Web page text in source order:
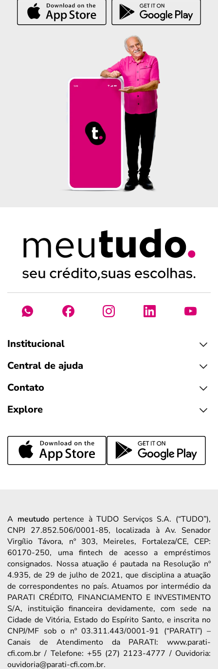
Institucional
Central de ajuda
Contato
Explore
A meutudopertence à TUDO Serviços S.A. (“TUDO”),
CNPJ 27.852.506/0001-85, localizada à Av. Senador
Virgílio Távora, nº 303, Meireles, Fortaleza/CE, CEP:
60170-250, uma fintech de acesso a empréstimos
consignados. Nossa atuação é pautada na Resolução nº
4.935, de 29 de julho de 2021, que disciplina a atuação
de correspondentes no país. Atuamos por intermédio da
PARATI CRÉDITO, FINANCIAMENTO E INVESTIMENTO
S/A, instituição financeira devidamente, com sede na
Cidade de Vitória, Estado do Espírito Santo, e inscrita no
CNPJ/MF sob o nº 03.311.443/0001-91 (“PARATI”) –
Canais de Atendimento da PARATI: www.parati-
cfi.com.br / Telefone: +55 (27) 2123-4777 / Ouvidoria:
ouvidoria@parati-cfi.com.br.